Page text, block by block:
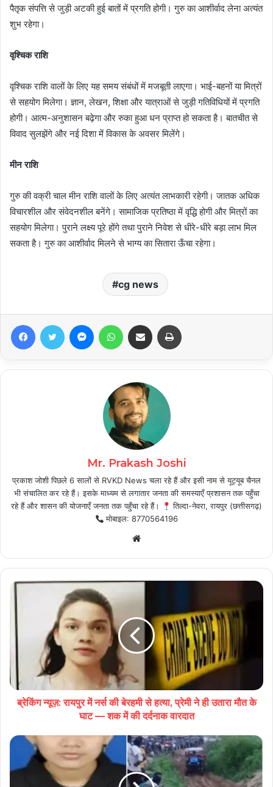
पैतृक संपत्ति से जुड़ी अटकी हुई बातों में प्रगति होगी। गुरु का आशीर्वाद लेना अत्यंत
शुभ रहेगा।
वृश्चिक राशि
वृश्चिक राशि वालों के लिए यह समय संबंधों में मजबूती लाएगा। भाई-बहनों या मित्रों
से सहयोग मिलेगा। ज्ञान, लेखन, शिक्षा और यात्राओं से जुड़ी गतिविधियों में प्रगति
होगी। आत्म-अनुशासन बढ़ेगा और रुका हुआ धन प्राप्त हो सकता है। बातचीत से
विवाद सुलझेंगे और नई दिशा में विकास के अवसर मिलेंगे।
मीन राशि
गुरु की वक्री चाल मीन राशि वालों के लिए अत्यंत लाभकारी रहेगी। जातक अधिक
विचारशील और संवेदनशील बनेंगे। सामाजिक प्रतिष्ठा में वृद्धि होगी और मित्रों का
सहयोग मिलेगा। पुराने लक्ष्य पूरे होंगे तथा पुराने निवेश से धीरे-धीरे बड़ा लाभ मिल
सकता है। गुरु का आशीर्वाद मिलने से भाग्य का सितारा ऊँचा रहेगा।
cg news
FacebookTwitter MessengerWhatsAppShare via Email
Mr. Prakash Joshi
प्रकाश जोशी पिछले 6 सालों से RVKD News चला रहे हैं और इसी नाम से यूट्यूब चैनल
भी संचालित कर रहे हैं। इसके माध्यम से लगातार जनता की समस्याएँ प्रशासन तक पहुँचा
रहे हैं और शासन की योजनाएँ जनता तक पहुँचा रहे हैं।
तिल्दा-नेवरा, रायपुर (छत्तीसगढ़)
मोबाइल: 8770564196
Website
ब्रेकिंग न्यूज़: रायपुर में नर्स की बेरहमी से हत्या, प्रेमी ने ही उतारा मौत के
घाट — शक में की दर्दनाक वारदात